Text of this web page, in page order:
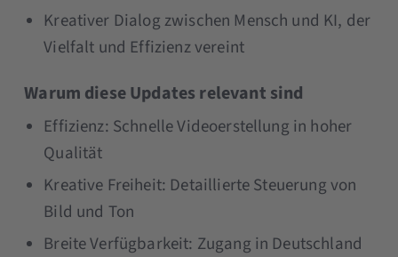
Kreativer Dialog zwischen Mensch und KI, der
Vielfalt und Effizienz vereint
Warum diese Updates relevant sind
Effizienz: Schnelle Videoerstellung in hoher
Qualität
Kreative Freiheit: Detaillierte Steuerung von
Bild und Ton
Breite Verfügbarkeit: Zugang in Deutschland